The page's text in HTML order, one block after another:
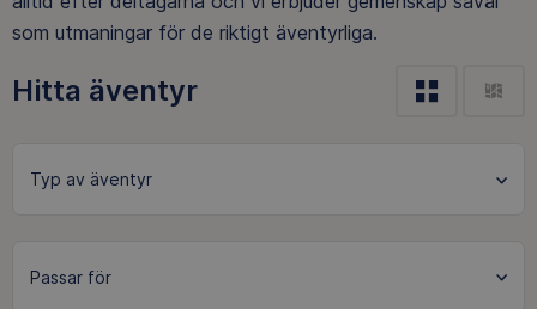
som utmaningar för de riktigt äventyrliga.
Hitta äventyr